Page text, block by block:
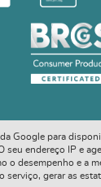
Google para
seu endereço IP e
o desempenho e a
serviço, gerar as